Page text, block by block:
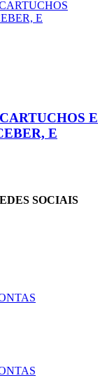
E
E
SOCIAIS